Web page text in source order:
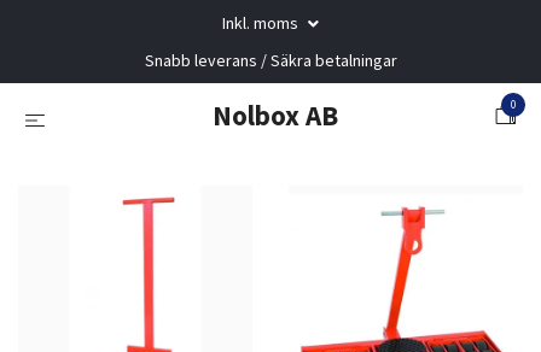
Inkl. moms
Snabb leverans / Säkra betalningar
Nolbox AB 0